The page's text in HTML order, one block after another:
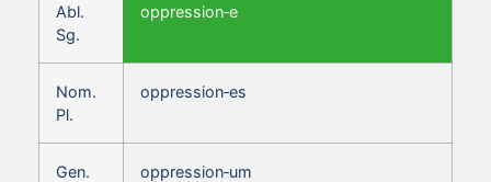
Abl.
Sg.
oppression‑e
Nom.
Pl.
oppression‑es
Gen.
oppression‑um